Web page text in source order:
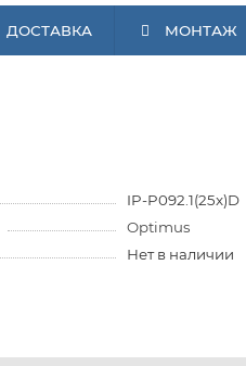
ДОСТАВКА МОНТАЖ
IP-P092.1(25x)D
Optimus
Нет в наличии